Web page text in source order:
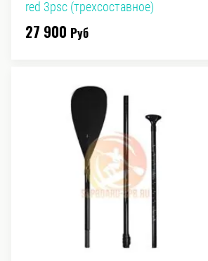
red 3psc (трехсоставное)
27 900 Руб